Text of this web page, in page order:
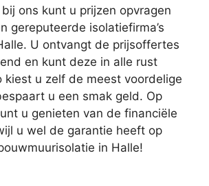
ons kunt u prijzen opvragen
gereputeerde isolatiefirma’s
U ontvangt de prijsoffertes
en kunt deze in alle rust
kiest u zelf de meest voordelige
u een smak geld. Op
u genieten van de financiële
u wel de garantie heeft op
in Halle!